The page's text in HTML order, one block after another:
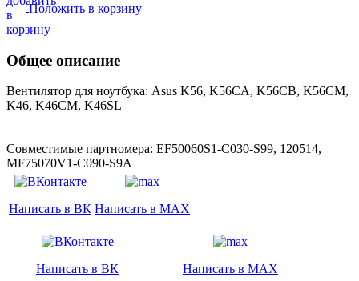
Положить в корзину
Общее описание
Вентилятор для ноутбука: Asus K56, K56CA, K56CB, K56CM,
K46, K46CM, K46SL
Совместимые партномера: EF50060S1-C030-S99, 120514,
MF75070V1-C090-S9A
Написать в ВК Написать в MAX
Написать в ВК Написать в MAX